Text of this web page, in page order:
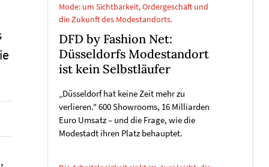
Mode: um Sichtbarkeit, Ordergeschäft und
die Zukunft des Modestandorts.
DFD by Fashion Net:
Düsseldorfs Modestandort
ist kein Selbstläufer
„Düsseldorf hat keine Zeit mehr zu
verlieren." 600 Showrooms, 16 Milliarden
Euro Umsatz – und die Frage, wie die
Modestadt ihren Platz behauptet.